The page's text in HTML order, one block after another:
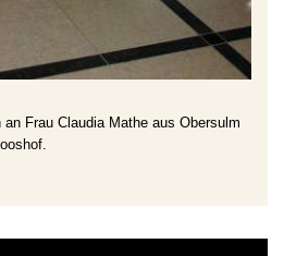
Frau Claudia Mathe aus Obersulm